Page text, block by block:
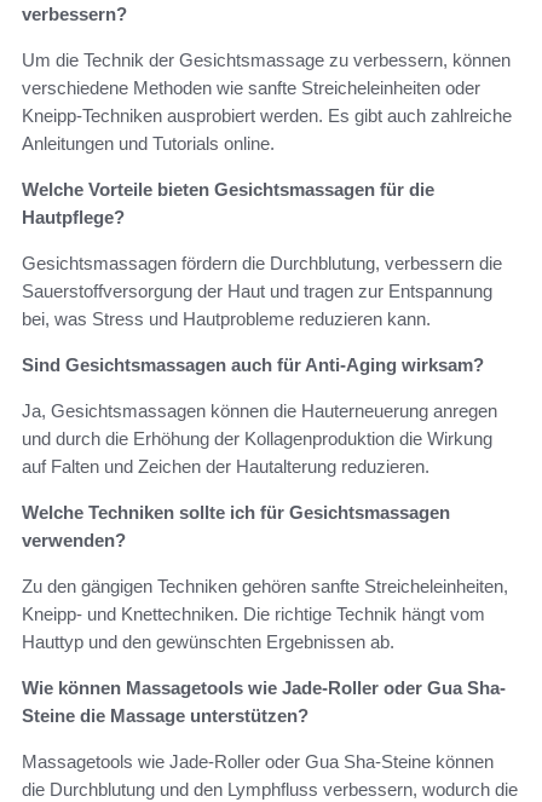
verbessern?
Um die Technik der Gesichtsmassage zu verbessern, können
verschiedene Methoden wie sanfte Streicheleinheiten oder
Kneipp-Techniken ausprobiert werden. Es gibt auch zahlreiche
Anleitungen und Tutorials online.
Welche Vorteile bieten Gesichtsmassagen für die
Hautpflege?
Gesichtsmassagen fördern die Durchblutung, verbessern die
Sauerstoffversorgung der Haut und tragen zur Entspannung
bei, was Stress und Hautprobleme reduzieren kann.
Sind Gesichtsmassagen auch für Anti-Aging wirksam?
Ja, Gesichtsmassagen können die Hauterneuerung anregen
und durch die Erhöhung der Kollagenproduktion die Wirkung
auf Falten und Zeichen der Hautalterung reduzieren.
Welche Techniken sollte ich für Gesichtsmassagen
verwenden?
Zu den gängigen Techniken gehören sanfte Streicheleinheiten,
Kneipp- und Knettechniken. Die richtige Technik hängt vom
Hauttyp und den gewünschten Ergebnissen ab.
Wie können Massagetools wie Jade-Roller oder Gua Sha-
Steine die Massage unterstützen?
Massagetools wie Jade-Roller oder Gua Sha-Steine können
die Durchblutung und den Lymphfluss verbessern, wodurch die